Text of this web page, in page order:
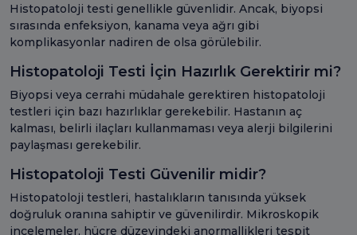
Histopatoloji testi genellikle güvenlidir. Ancak, biyopsi
sırasında enfeksiyon, kanama veya ağrı gibi
komplikasyonlar nadiren de olsa görülebilir.
Histopatoloji Testi İçin Hazırlık Gerektirir mi?
Biyopsi veya cerrahi müdahale gerektiren histopatoloji
testleri için bazı hazırlıklar gerekebilir. Hastanın aç
kalması, belirli ilaçları kullanmaması veya alerji bilgilerini
paylaşması gerekebilir.
Histopatoloji Testi Güvenilir midir?
Histopatoloji testleri, hastalıkların tanısında yüksek
doğruluk oranına sahiptir ve güvenilirdir. Mikroskopik
incelemeler, hücre düzeyindeki anormallikleri tespit